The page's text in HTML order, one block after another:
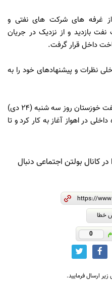
غرفه های شرکت های نفتی و
بازدید و از نزدیک در جریان
داخل قرار گرفت.
نظرات و پیشنهادهای خود را به
پنجمین نمایشگاه تخصصی صنعت نفت خوزستان روز سه شنبه (٢٤ دی)
و سازنده داخلی در اهواز آغاز به کار کرد و تا
کانال بولتن اجتماعی دنبال
خطا
0
ارسال فرمایید.